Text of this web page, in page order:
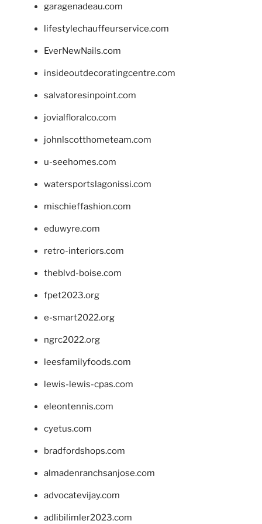
garagenadeau.com
lifestylechauffeurservice.com
EverNewNails.com
insideoutdecoratingcentre.com
salvatoresinpoint.com
jovialfloralco.com
johnlscotthometeam.com
u-seehomes.com
watersportslagonissi.com
mischieffashion.com
eduwyre.com
retro-interiors.com
theblvd-boise.com
fpet2023.org
e-smart2022.org
ngrc2022.org
leesfamilyfoods.com
lewis-lewis-cpas.com
eleontennis.com
cyetus.com
bradfordshops.com
almadenranchsanjose.com
advocatevijay.com
adlibilimler2023.com